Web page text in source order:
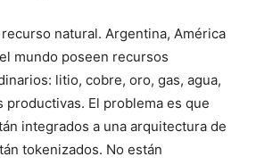
natural. Argentina, América
mundo poseen recursos
litio, cobre, oro, gas, agua,
El problema es que
integrados a una arquitectura de
tokenizados. No están